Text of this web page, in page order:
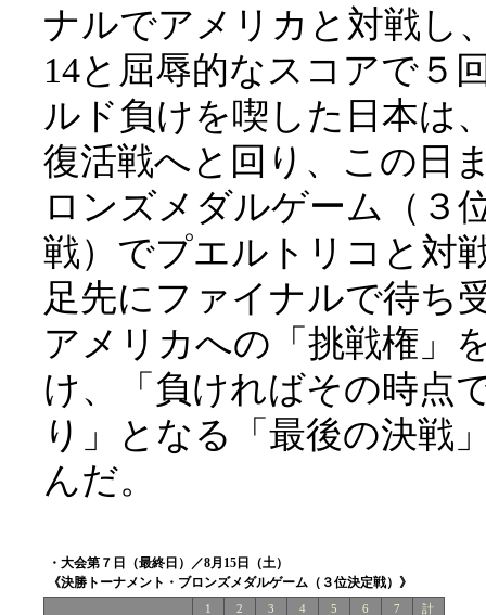
ナルでアメリカと対戦し
14と屈辱的なスコアで５
ルド負けを喫した日本は
復活戦へと回り、この日
ロンズメダルゲーム（３
戦）でプエルトリコと対
足先にファイナルで待ち
アメリカへの「挑戦権」
け、「負ければその時点
り」となる「最後の決戦
んだ。
・大会第７日（最終日）／8月15日（土）
《決勝トーナメント・ブロンズメダルゲーム（３位決定戦）》
1 2 3 4 5 6 7 計